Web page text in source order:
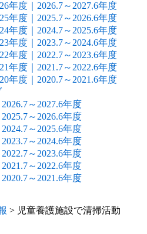
年度｜2026.7～2027.6年度
年度｜2025.7～2026.6年度
年度｜2024.7～2025.6年度
年度｜2023.7～2024.6年度
年度｜2022.7～2023.6年度
年度｜2021.7～2022.6年度
年度｜2020.7～2021.6年度
～2027.6年度
～2026.6年度
～2025.6年度
～2024.6年度
～2023.6年度
～2022.6年度
～2021.6年度
> 児童養護施設で清掃活動